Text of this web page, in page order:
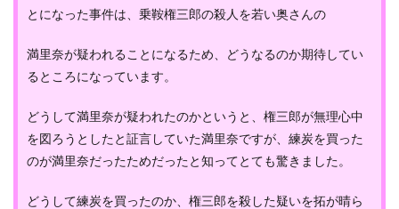
とになった事件は、乗鞍権三郎の殺人を若い奥さんの
満里奈が疑われることになるため、どうなるのか期待してい
るところになっています。
どうして満里奈が疑われたのかというと、権三郎が無理心中
を図ろうとしたと証言していた満里奈ですが、練炭を買った
のが満里奈だったためだったと知ってとても驚きました。
どうして練炭を買ったのか、権三郎を殺した疑いを拓が晴ら